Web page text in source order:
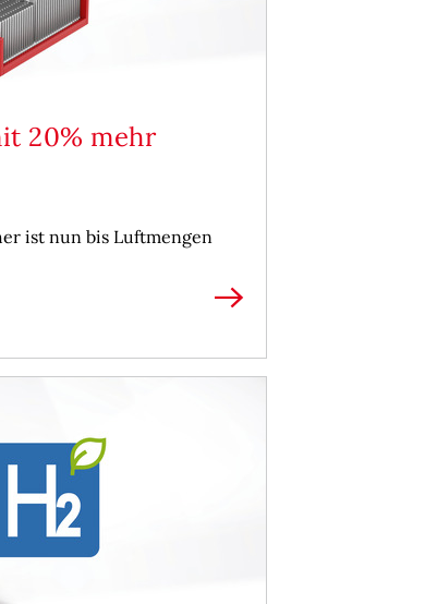
20% mehr
ist nun bis Luftmengen